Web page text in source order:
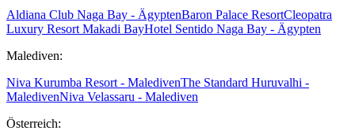
Aldiana Club Naga Bay - ÄgyptenBaron Palace ResortCleopatra
Luxury Resort Makadi BayHotel Sentido Naga Bay - Ägypten
Malediven:
Niva Kurumba Resort - MaledivenThe Standard Huruvalhi -
MaledivenNiva Velassaru - Malediven
Österreich: